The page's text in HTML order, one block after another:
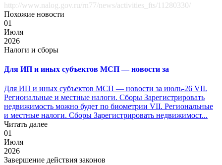
http://www.nalog.gov.ru/rn77/news/activities_fts/11280330/
Похожие новости
01
Июля
2026
Налоги и сборы
Для ИП и иных субъектов МСП — новости за
Для ИП и иных субъектов МСП — новости за июль-26 VII.
Региональные и местные налоги. Сборы Зарегистрировать
недвижимость можно будет по биометрии VII. Региональные
и местные налоги. Сборы Зарегистрировать недвижимост...
Читать далее
01
Июля
2026
Завершение действия законов